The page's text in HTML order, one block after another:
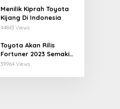
Menilik Kiprah Toyota
Kijang Di Indonesia
44843 Views
Toyota Akan Rilis
Fortuner 2023 Semakin
User Friendly
39964 Views